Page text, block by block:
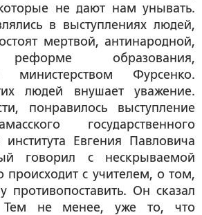
не дают нам унывать.
в выступлениях людей,
мертвой, антинародной,
реформе образования,
министерством Фурсенко.
людей внушает уважение.
понравилось выступление
государственного
института Евгения Павловича
говорил с нескрываемой
происходит с учителем, о том,
противопоставить. Он сказал
Тем не менее, уже то, что